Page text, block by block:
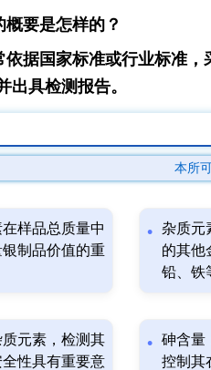
要是怎样的？
依据国家标准或行业标准
出具检测报告。
本所
样品总质量中
制品价值的重
杂质元
的其他
铅、铁
元素，检测其
性具有重要意
砷含量
控制其